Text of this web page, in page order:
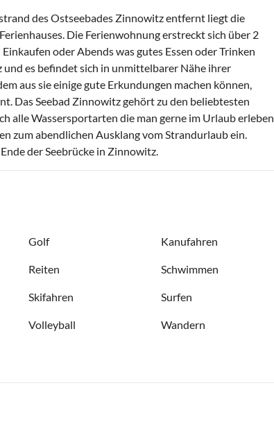
des Ostseebades Zinnowitz entfernt liegt die
Die Ferienwohnung erstreckt sich über 2
oder Abends was gutes Essen oder Trinken
es befindet sich in unmittelbarer Nähe ihrer
aus sie einige gute Erkundungen machen können,
Das Seebad Zinnowitz gehört zu den beliebtesten
alle Wassersportarten die man gerne im Urlaub erleben
zum abendlichen Ausklang vom Strandurlaub ein.
der Seebrücke in Zinnowitz.
Golf Kanufahren
Reiten Schwimmen
Skifahren Surfen
Volleyball Wandern